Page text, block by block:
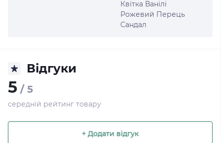
Квітка Ванілі
Рожевий Перець
Сандал
Відгуки
5 / 5
середній рейтинг товару
+ Додати відгук